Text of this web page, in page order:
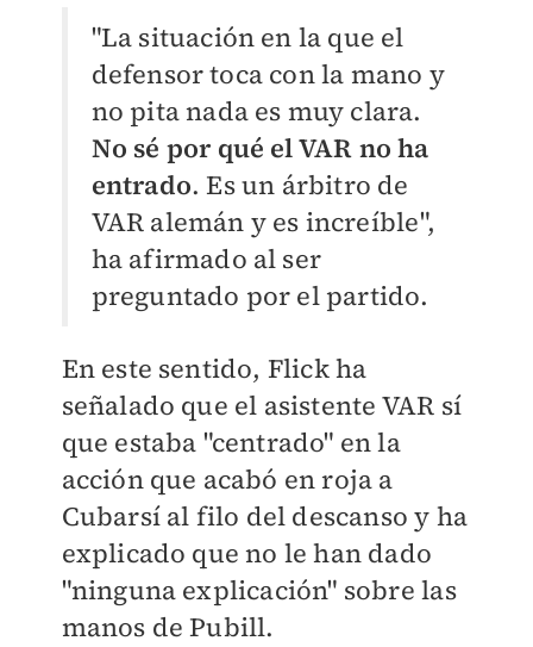
"La situación en la que el
defensor toca con la mano y
no pita nada es muy clara.
No sé por qué el VAR no ha
entrado. Es un árbitro de
VAR alemán y es increíble",
ha afirmado al ser
preguntado por el partido.
En este sentido, Flick ha
señalado que el asistente VAR sí
que estaba "centrado" en la
acción que acabó en roja a
Cubarsí al filo del descanso y ha
explicado que no le han dado
"ninguna explicación" sobre las
manos de Pubill.